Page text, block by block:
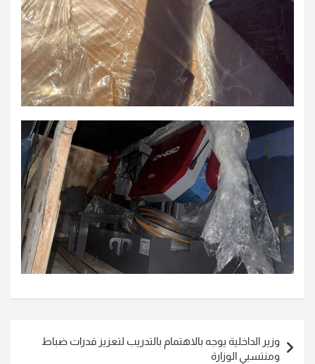
المقالات
وزير الداخلية يوجه بالاهتمام بالتدريب لتعزيز قدرات ضباط
ومنتسبي الوزارة